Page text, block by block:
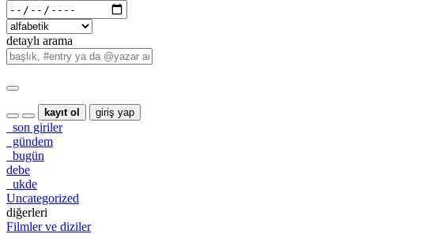
detaylı arama
kayıt ol giriş yap
son giriler
gündem
bugün
debe
ukde
Uncategorized
diğerleri
Filmler ve diziler